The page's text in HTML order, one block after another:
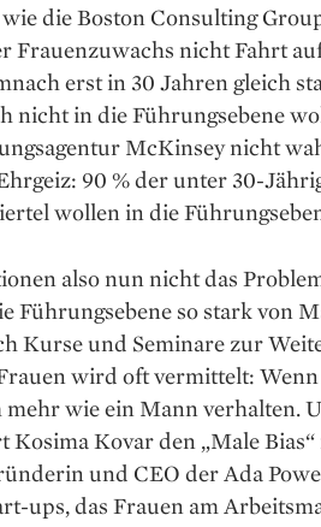
die Boston Consulting
Frauenzuwachs nicht Fahrt
erst in 30 Jahren gleich
nicht in die Führungsebene
McKinsey nicht
90 % der unter 30-
wollen in die
also nun nicht das
Führungsebene so stark von
Kurse und Seminare zur
wird oft vermittelt:
wie ein Mann verhalten.
Kovar den „Male
und CEO der Ada
ups, das Frauen am